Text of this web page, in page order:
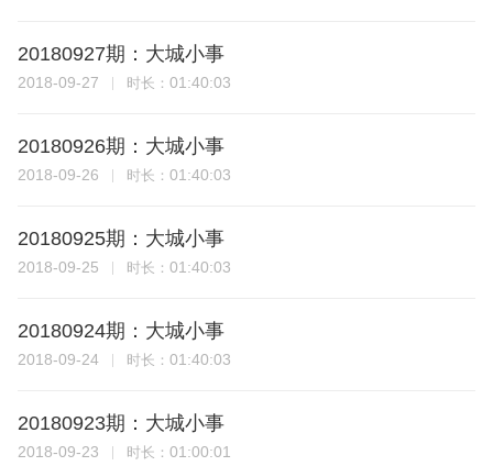
20180927期：大城小事
2018-09-27 时长： 01:40:03
20180926期：大城小事
2018-09-26 时长： 01:40:03
20180925期：大城小事
2018-09-25 时长： 01:40:03
20180924期：大城小事
2018-09-24 时长： 01:40:03
20180923期：大城小事
2018-09-23 时长： 01:00:01